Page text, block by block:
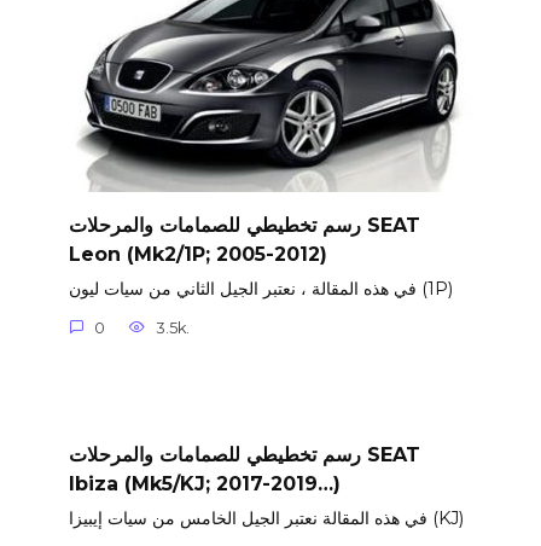
رسم تخطيطي للصمامات والمرحلات SEAT
Leon (Mk2/1P; 2005-2012)
في هذه المقالة ، نعتبر الجيل الثاني من سيات ليون (1P)
0 3.5k.
رسم تخطيطي للصمامات والمرحلات SEAT
Ibiza (Mk5/KJ; 2017-2019…)
في هذه المقالة نعتبر الجيل الخامس من سيات إيبيزا (KJ)